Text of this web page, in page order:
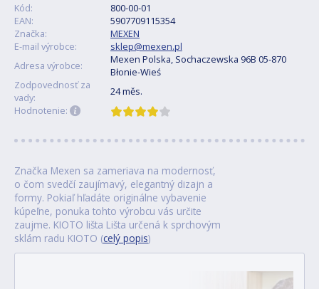
Kód:
800-00-01
EAN:
5907709115354
Značka:
MEXEN
E-mail výrobce:
sklep@mexen.pl
Adresa výrobce:
Mexen Polska, Sochaczewska 96B 05-870
Błonie-Wieś
Zodpovednosť za
vady:
24 měs.
Hodnotenie:
Značka Mexen sa zameriava na modernosť,
o čom svedčí zaujímavý, elegantný dizajn a
formy. Pokiaľ hľadáte originálne vybavenie
kúpeľne, ponuka tohto výrobcu vás určite
zaujme. KIOTO lišta Lišta určená k sprchovým
sklám radu KIOTO (celý popis)